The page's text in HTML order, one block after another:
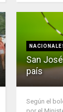
San
país
Según el